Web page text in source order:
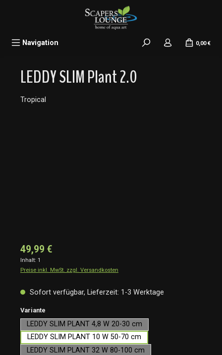
Navigation 0,00 €
LEDDY SLIM Plant 2.0
Tropical
49,99 €
Inhalt: 1
Preise inkl. MwSt. zzgl. Versandkosten
Sofort verfügbar, Lieferzeit: 1-3 Werktage
Variante
LEDDY SLIM PLANT 4,8 W 20-30 cm
LEDDY SLIM PLANT 10 W 50-70 cm
LEDDY SLIM PLANT 32 W 80-100 cm